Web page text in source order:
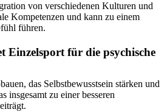
von verschiedenen Kulturen und
Kompetenzen und kann zu einem
führen.
Einzelsport für die psychische
das Selbstbewusstsein stärken und
insgesamt zu einer besseren